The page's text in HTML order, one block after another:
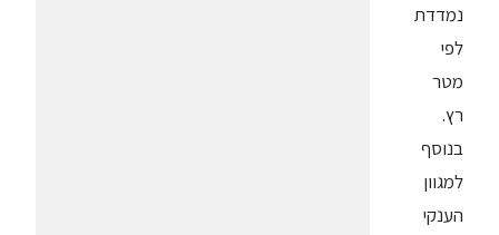
נמדדת
לפי
מטר
רץ.
בנוסף
למגוון
הענקי